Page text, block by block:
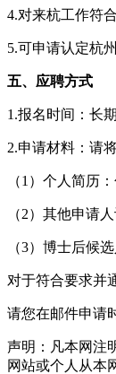
4.对来杭工作符
5.可申请认定杭
五、应聘方式
1.报名时间：长
2.申请材料：请
（1）个人简历
（2）其他申请
（3）博士后候
对于符合要求并
请您在邮件申请
声明：凡本网注
网站或个人从本